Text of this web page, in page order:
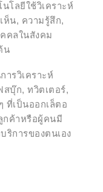
นโลยีใช้วิเคราะห์
น, ความรู้สึก,
คลในสังคม
น
ารวิเคราะห์
สบุ๊ก, ทวิตเตอร์,
ที่เป็นออกเล็ตอ
กค้าหรือผู้คนมี
การของตนเอง